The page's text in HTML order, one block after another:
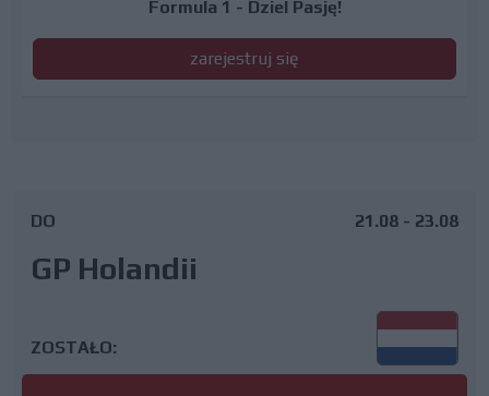
Formula 1 - Dziel Pasję!
zarejestruj się
DO
GP Holandii
21.08 - 23.08
ZOSTAŁO: